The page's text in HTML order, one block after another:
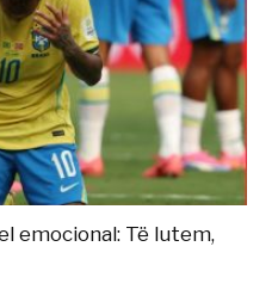
emocional: Të lutem,